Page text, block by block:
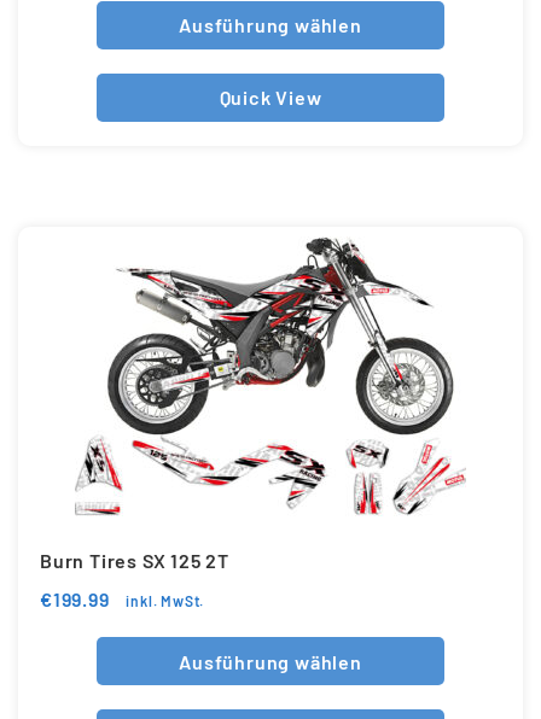
Ausführung wählen
Quick View
Burn Tires SX 125 2T
€199.99 inkl. MwSt.
Ausführung wählen